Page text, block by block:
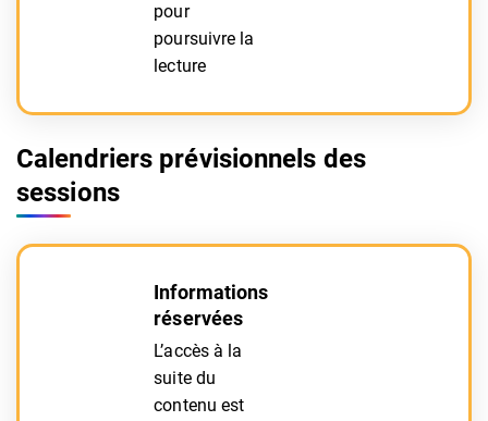
pour
poursuivre la
lecture
Calendriers prévisionnels des
sessions
Informations
réservées
L’accès à la
suite du
contenu est